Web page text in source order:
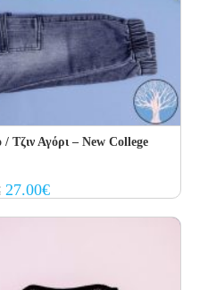
Τζιν Αγόρι – New College
Original
price
27.00€Current
price